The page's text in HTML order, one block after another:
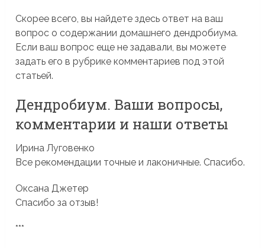
Скорее всего, вы найдете здесь ответ на ваш
вопрос о содержании домашнего дендробиума.
Если ваш вопрос еще не задавали, вы можете
задать его в рубрике комментариев под этой
статьей.
Дендробиум. Ваши вопросы,
комментарии и наши ответы
Ирина Луговенко
Все рекомендации точные и лаконичные. Спасибо.
Оксана Джетер
Спасибо за отзыв!
***